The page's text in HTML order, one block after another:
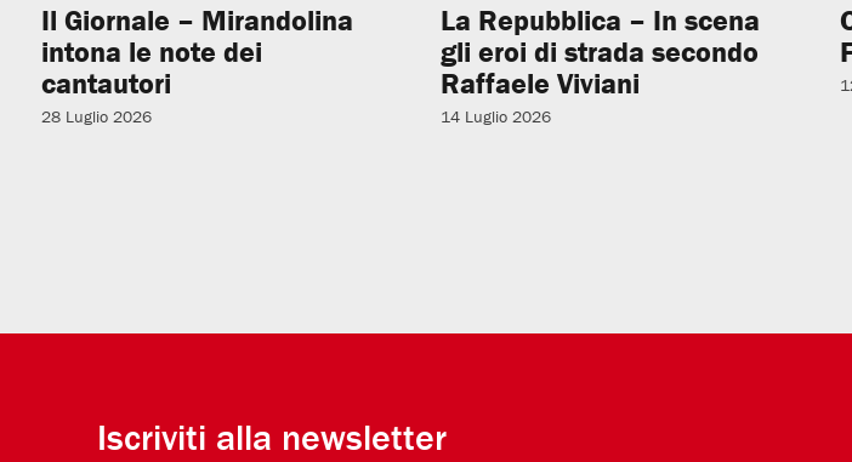
Il Giornale – Mirandolina
intona le note dei
cantautori
28 Luglio 2026
La Repubblica – In scena
gli eroi di strada secondo
Raffaele Viviani
14 Luglio 2026
Iscriviti alla newsletter